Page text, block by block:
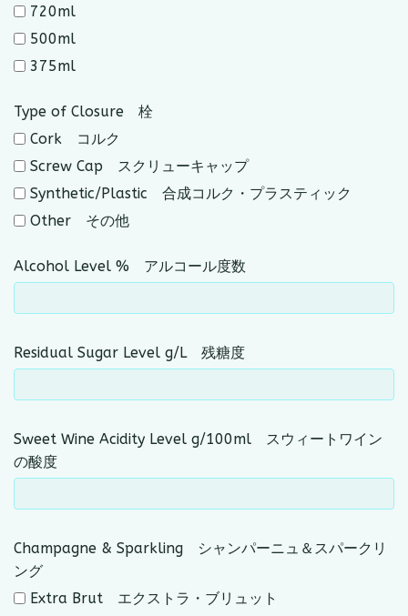
720ml
500ml
375ml
Type of Closure 栓
Cork コルク
Screw Cap スクリューキャップ
Synthetic/Plastic 合成コルク・プラスティック
Other その他
Alcohol Level % アルコール度数
Residual Sugar Level g/L 残糖度
Sweet Wine Acidity Level g/100ml スウィートワイン
の酸度
Champagne & Sparkling シャンパーニュ＆スパークリ
ング
Extra Brut エクストラ・ブリュット